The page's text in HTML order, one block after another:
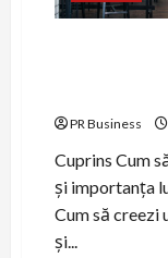
PR Business
Cuprins Cum
și importanța
Cum să creezi
și...